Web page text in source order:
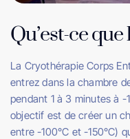
Qu’est-ce
La Cryothérapie Corps
entrez dans la chambre
pendant 1 à 3 minutes à -
objectif est de créer un
entre -100°C et -150°C)